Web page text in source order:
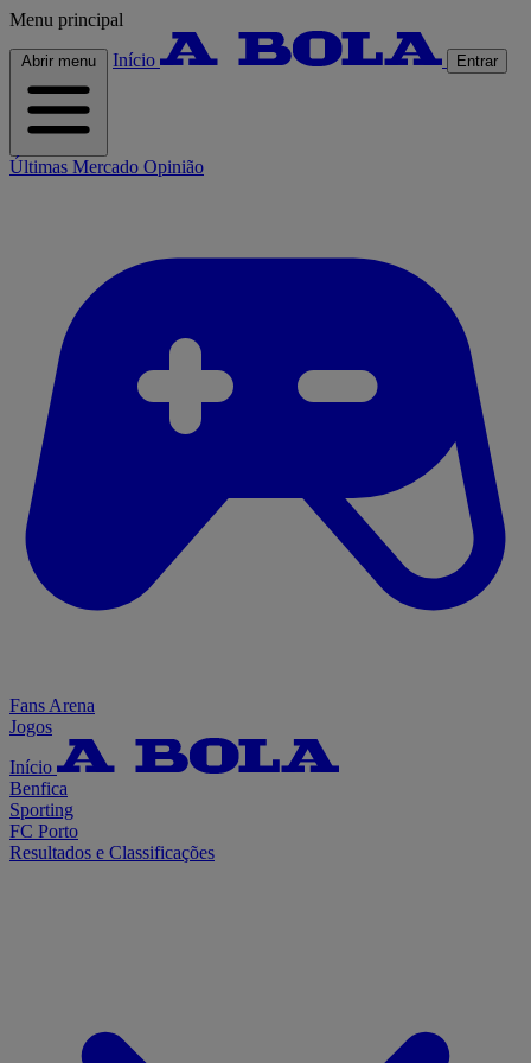
Menu principal
Abrir menu Início Entrar
Últimas Mercado Opinião
Fans Arena
Jogos
Início
Benfica
Sporting
FC Porto
Resultados e Classificações